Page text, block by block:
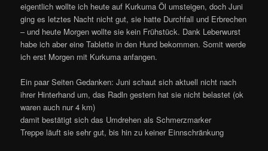
eigentlich wollte ich heute auf Kurkuma Öl umsteigen, doch Juni
ging es letztes Nacht nicht gut, sie hatte Durchfall und Erbrechen
– und heute Morgen wollte sie kein Frühstück. Dank Leberwurst
habe ich aber eine Tablette in den Hund bekommen. Somit werde
ich erst Morgen mit Kurkuma anfangen.
Ein paar Seiten Gedanken: Juni schaut sich aktuell nicht nach
ihrer Hinterhand um, das Radln gestern hat sie nicht belastet (ok
waren auch nur 4 km)
damit bestätigt sich das Umdrehen als Schmerzmarker
Treppe läuft sie sehr gut, bis hin zu keiner Einnschränkung